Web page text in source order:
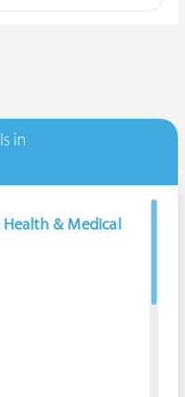
in
& Medical